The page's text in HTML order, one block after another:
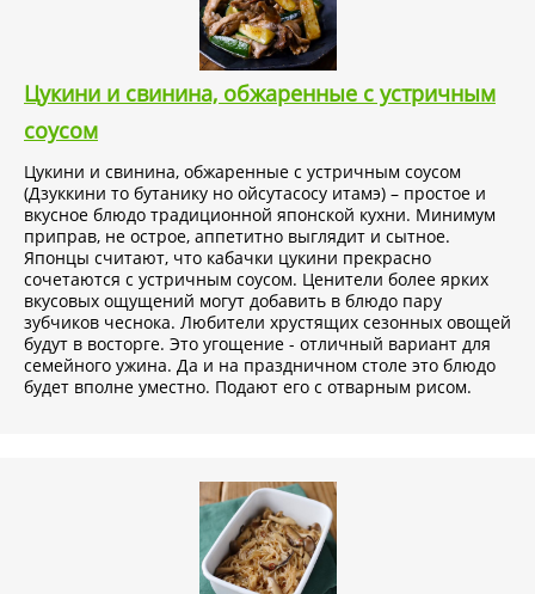
Цукини и свинина, обжаренные с устричным
соусом
Цукини и свинина, обжаренные с устричным соусом
(Дзуккини то бутанику но ойсутасосу итамэ) – простое и
вкусное блюдо традиционной японской кухни. Минимум
приправ, не острое, аппетитно выглядит и сытное.
Японцы считают, что кабачки цукини прекрасно
сочетаются с устричным соусом. Ценители более ярких
вкусовых ощущений могут добавить в блюдо пару
зубчиков чеснока. Любители хрустящих сезонных овощей
будут в восторге. Это угощение - отличный вариант для
семейного ужина. Да и на праздничном столе это блюдо
будет вполне уместно. Подают его с отварным рисом.